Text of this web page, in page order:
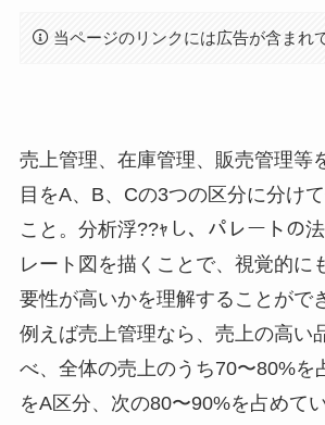
当ページのリンクには広告が含まれ
売上管理、在庫管理、販売管理等
目をA、B、Cの3つの区分に分け
こと。分析浮??ｬし、パレートの
レート図を描くことで、視覚的に
要性が高いかを理解することがで
例えば売上管理なら、売上の高い
べ、全体の売上のうち70〜80%を
をA区分、次の80〜90%を占めて